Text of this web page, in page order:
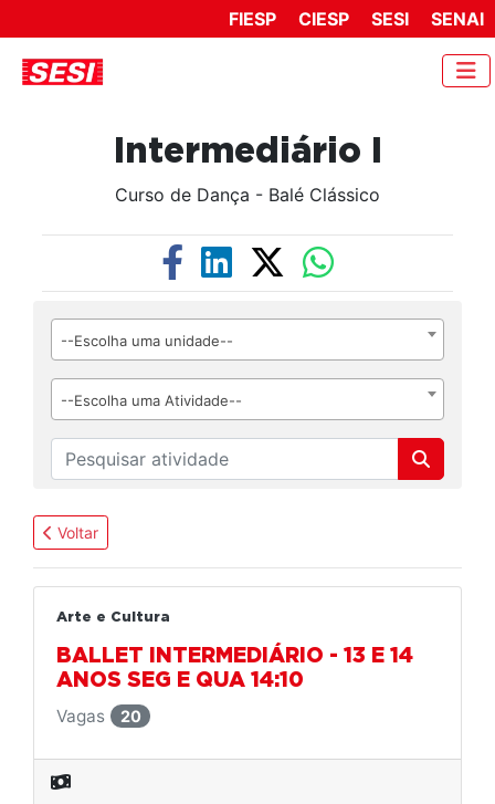
FIESP CIESP SESI SENAI
Intermediário I
Curso de Dança - Balé Clássico
--Escolha uma unidade--
--Escolha uma Atividade--
Voltar
Arte e Cultura
BALLET INTERMEDIÁRIO - 13 E 14
ANOS SEG E QUA 14:10
Vagas
20